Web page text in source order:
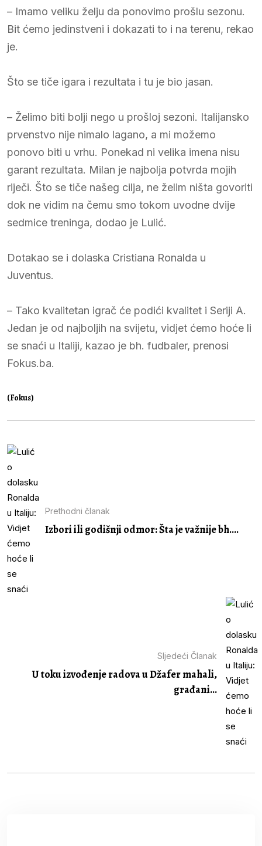
– Imamo veliku želju da ponovimo prošlu sezonu.
Bit ćemo jedinstveni i dokazati to i na terenu, rekao
je.
Što se tiče igara i rezultata i tu je bio jasan.
– Želimo biti bolji nego u prošloj sezoni. Italijansko
prvenstvo nije nimalo lagano, a mi možemo
ponovo biti u vrhu. Ponekad ni velika imena nisu
garant rezultata. Milan je najbolja potvrda mojih
riječi. Što se tiče našeg cilja, ne želim ništa govoriti
dok ne vidim na čemu smo tokom uvodne dvije
sedmice treninga, dodao je Lulić.
Dotakao se i dolaska Cristiana Ronalda u
Juventus.
– Tako kvalitetan igrač će podići kvalitet i Seriji A.
Jedan je od najboljih na svijetu, vidjet ćemo hoće li
se snaći u Italiji, kazao je bh. fudbaler, prenosi
Fokus.ba.
(Fokus)
Prethodni članak
Izbori ili godišnji odmor: Šta je važnije bh....
Sljedeći Članak
U toku izvođenje radova u Džafer mahali,
građani...